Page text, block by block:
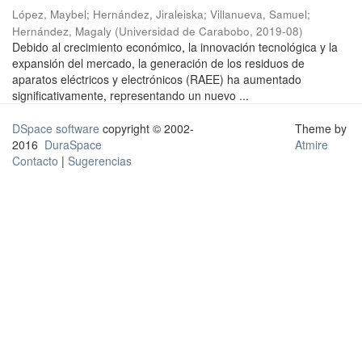
López, Maybel; Hernández, Jiraleiska; Villanueva, Samuel;
Hernández, Magaly (Universidad de Carabobo, 2019-08)
Debido al crecimiento económico, la innovación tecnológica y la
expansión del mercado, la generación de los residuos de
aparatos eléctricos y electrónicos (RAEE) ha aumentado
significativamente, representando un nuevo ...
DSpace software copyright © 2002-
2016 DuraSpace
Contacto | Sugerencias
Theme by
Atmire